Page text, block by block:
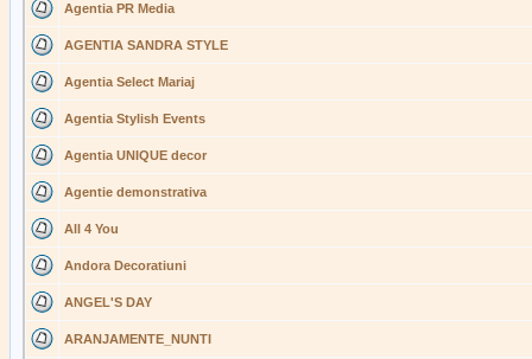
Agentia PR Media
AGENTIA SANDRA STYLE
Agentia Select Mariaj
Agentia Stylish Events
Agentia UNIQUE decor
Agentie demonstrativa
All 4 You
Andora Decoratiuni
ANGEL'S DAY
ARANJAMENTE_NUNTI